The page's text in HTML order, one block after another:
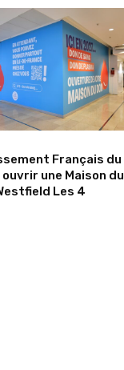
Français du
ouvrir une Maison du
Les 4